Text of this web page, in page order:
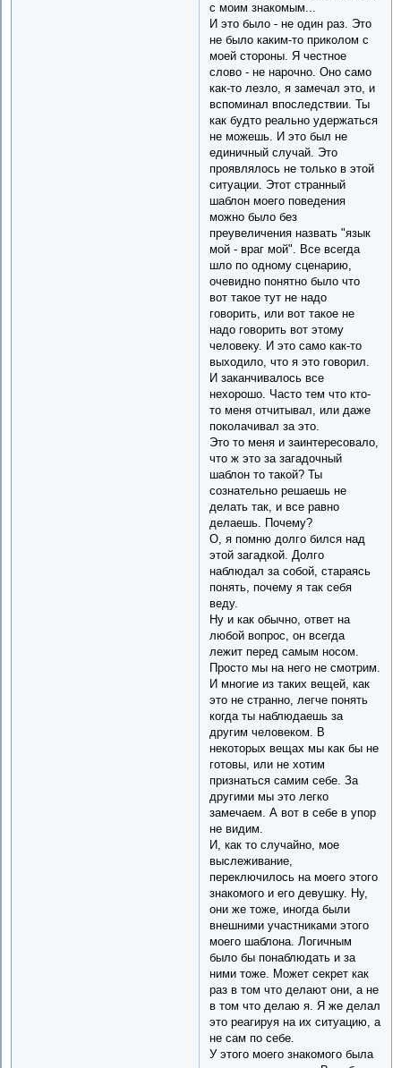
с моим знакомым...
И это было - не один раз. Это
не было каким-то приколом с
моей стороны. Я честное
слово - не нарочно. Оно само
как-то лезло, я замечал это, и
вспоминал впоследствии. Ты
как будто реально удержаться
не можешь. И это был не
единичный случай. Это
проявлялось не только в этой
ситуации. Этот странный
шаблон моего поведения
можно было без
преувеличения назвать "язык
мой - враг мой". Все всегда
шло по одному сценарию,
очевидно понятно было что
вот такое тут не надо
говорить, или вот такое не
надо говорить вот этому
человеку. И это само как-то
выходило, что я это говорил.
И заканчивалось все
нехорошо. Часто тем что кто-
то меня отчитывал, или даже
поколачивал за это.
Это то меня и заинтересовало,
что ж это за загадочный
шаблон то такой? Ты
сознательно решаешь не
делать так, и все равно
делаешь. Почему?
О, я помню долго бился над
этой загадкой. Долго
наблюдал за собой, стараясь
понять, почему я так себя
веду.
Ну и как обычно, ответ на
любой вопрос, он всегда
лежит перед самым носом.
Просто мы на него не смотрим.
И многие из таких вещей, как
это не странно, легче понять
когда ты наблюдаешь за
другим человеком. В
некоторых вещах мы как бы не
готовы, или не хотим
признаться самим себе. За
другими мы это легко
замечаем. А вот в себе в упор
не видим.
И, как то случайно, мое
выслеживание,
переключилось на моего этого
знакомого и его девушку. Ну,
они же тоже, иногда были
внешними участниками этого
моего шаблона. Логичным
было бы понаблюдать и за
ними тоже. Может секрет как
раз в том что делают они, а не
в том что делаю я. Я же делал
это реагируя на их ситуацию, а
не сам по себе.
У этого моего знакомого была